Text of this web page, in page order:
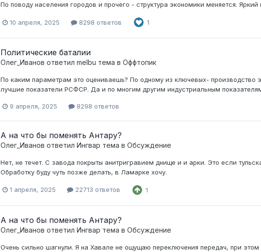
По поводу населения городов и прочего - структура экономики меняется.
10 апреля, 2025 8298 ответов 1
Политические баталии
Олег_Иванов ответил melbu тема в Оффтопик
По каким параметрам это оцениваешь? По одному из ключевых- производство
лучшие показатели РСФСР. Да и по многим другим индустриальным
9 апреля, 2025 8298 ответов
А на что бы поменять Антару?
Олег_Иванов ответил Ингвар тема в Обсуждение
Нет, не течет. С завода покрыты анитригравием днище и и арки. Это если
Обработку буду чуть позже делать, в Ламарке хочу.
1 апреля, 2025 22713 ответов 1
А на что бы поменять Антару?
Олег_Иванов ответил Ингвар тема в Обсуждение
Очень сильно шагнули. Я на Хавале не ощущаю переключения передач, при